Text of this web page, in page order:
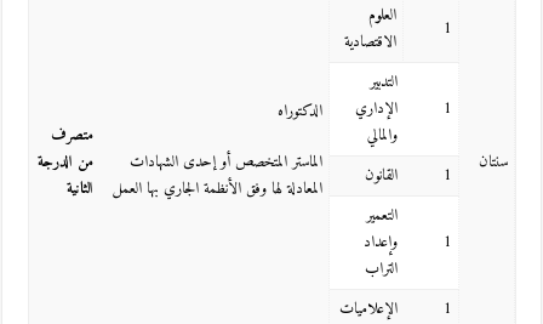
سنتان
1
العلوم
الاقتصادية
الدكتوراه
الماستر المتخصص أو إحدى الشهادات
المعادلة لها وفق الأنظمة الجاري بها العمل
متصرف
من الدرجة
الثانية
1
التدبير
الإداري
والمالي
1
القانون
1
التعمير
وإعداد
التراب
1
الإعلاميات